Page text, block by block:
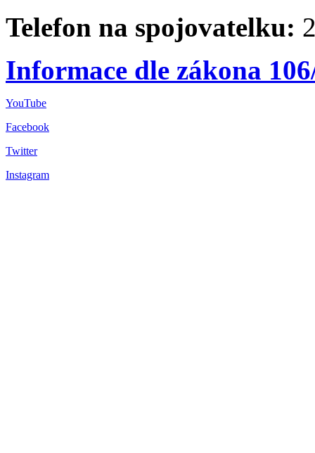
Telefon na spojovatelku:
Informace dle zákona
YouTube
Facebook
Twitter
Instagram